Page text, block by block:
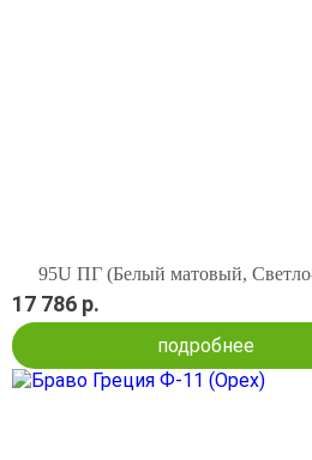
95U ПГ (Белый матовый,
17 786 р.
подробнее